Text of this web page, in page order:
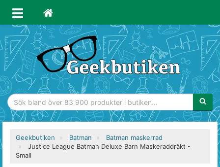
Geekbutiken Batman
Batman maskerrad
Justice League Batman Deluxe Barn Maskeraddräkt -
Small